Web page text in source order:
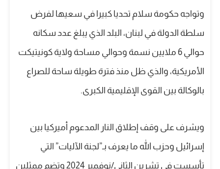
وتواجه حكومة سلام تحديا كبيرا في سعيها لفرض
سلطة الدولة في لبنان، البلد الذي يبلغ عدد سكانه
حوالي 6 ملايين نسمة وحوالي مساحة ولاية كونيتيكت
الأمريكية، والذي ظل منذ فترة طويلة ساحة للصراع
بالوكالة بين القوى الإقليمية الكبرى.
ويشرف على وقف إطلاق النار المدعوم أميركيا بين
إسرائيل وحزب الله ما يعرف بـ”لجنة الآليات” التي
تأسست في تشرين الثاني/نوفمبر 2024 وتضم ممثلين